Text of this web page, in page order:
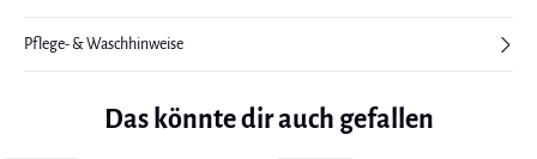
Pflege- & Waschhinweise
Das könnte dir auch gefallen